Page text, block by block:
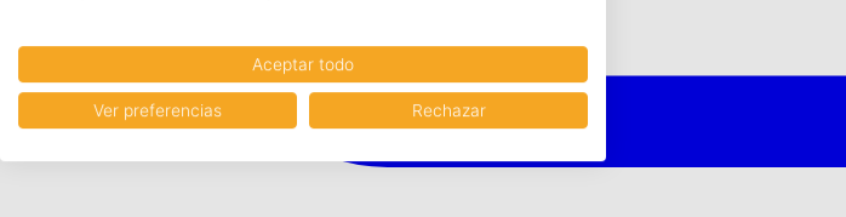
Aceptar todo
Ver preferencias Rechazar